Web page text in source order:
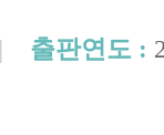
| 출판연도 :